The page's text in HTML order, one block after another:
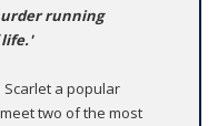
running
Scarlet a popular
two of the most